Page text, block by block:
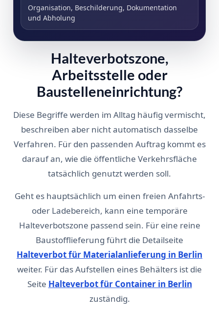
Organisation, Beschilderung, Dokumentation
und Abholung
Halteverbotszone,
Arbeitsstelle oder
Baustelleneinrichtung?
Diese Begriffe werden im Alltag häufig vermischt,
beschreiben aber nicht automatisch dasselbe
Verfahren. Für den passenden Auftrag kommt es
darauf an, wie die öffentliche Verkehrsfläche
tatsächlich genutzt werden soll.
Geht es hauptsächlich um einen freien Anfahrts-
oder Ladebereich, kann eine temporäre
Halteverbotszone passend sein. Für eine reine
Baustofflieferung führt die Detailseite
Halteverbot für Materialanlieferung in Berlin
weiter. Für das Aufstellen eines Behälters ist die
Seite Halteverbot für Container in Berlin
zuständig.